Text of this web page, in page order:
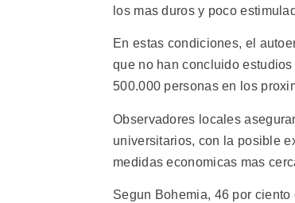
los mas duros y poco
En estas condiciones, el
que no han concluido
500.000 personas en los
Observadores locales
universitarios, con la posible
medidas economicas mas
Segun Bohemia, 46 por